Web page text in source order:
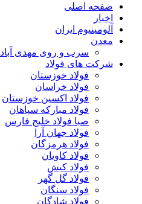
صفحه اصلی
اخبار
آلومینیوم ایران
معدن
سرب و روی مهدی آباد
شرکت های فولاد
فولاد خوزستان
فولاد خراسان
فولاد اکسین خوزستان
فولاد مبارکه سپاهان
صبا فولاد خلیج فارس
فولاد جهان آرا
فولاد هرمزگان
فولاد کاویان
فولاد کیش
فولاد گل گهر
فولاد سنگان
فولاد شادگان